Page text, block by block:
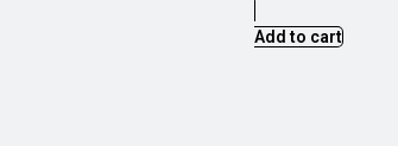
Add to cart